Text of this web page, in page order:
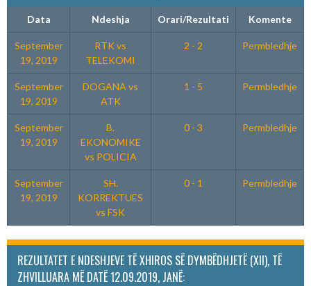
Data Ndeshja Orari/Rezultati Komente
September
19, 2019
RTK vs
TELEKOMI
2 - 2 Permbledhje
September
19, 2019
DOGANA vs
ATK
1 - 5 Permbledhje
September
19, 2019
B.
EKONOMIKE
vs POLICIA
0 - 3 Permbledhje
September
19, 2019
SH.
KORREKTUES
vs FSK
0 - 1 Permbledhje
REZULTATET E NDESHJEVE TË XHIROS SË DYMBËDHJETË (XII), TË
ZHVILLUARA MË DATË 12.09.2019, JANË: